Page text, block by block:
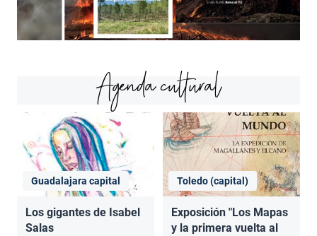
Agenda cultural
Guadalajara capital
Los gigantes de Isabel
Salas
Toledo (capital)
Exposición "Los Mapas
y la primera vuelta al